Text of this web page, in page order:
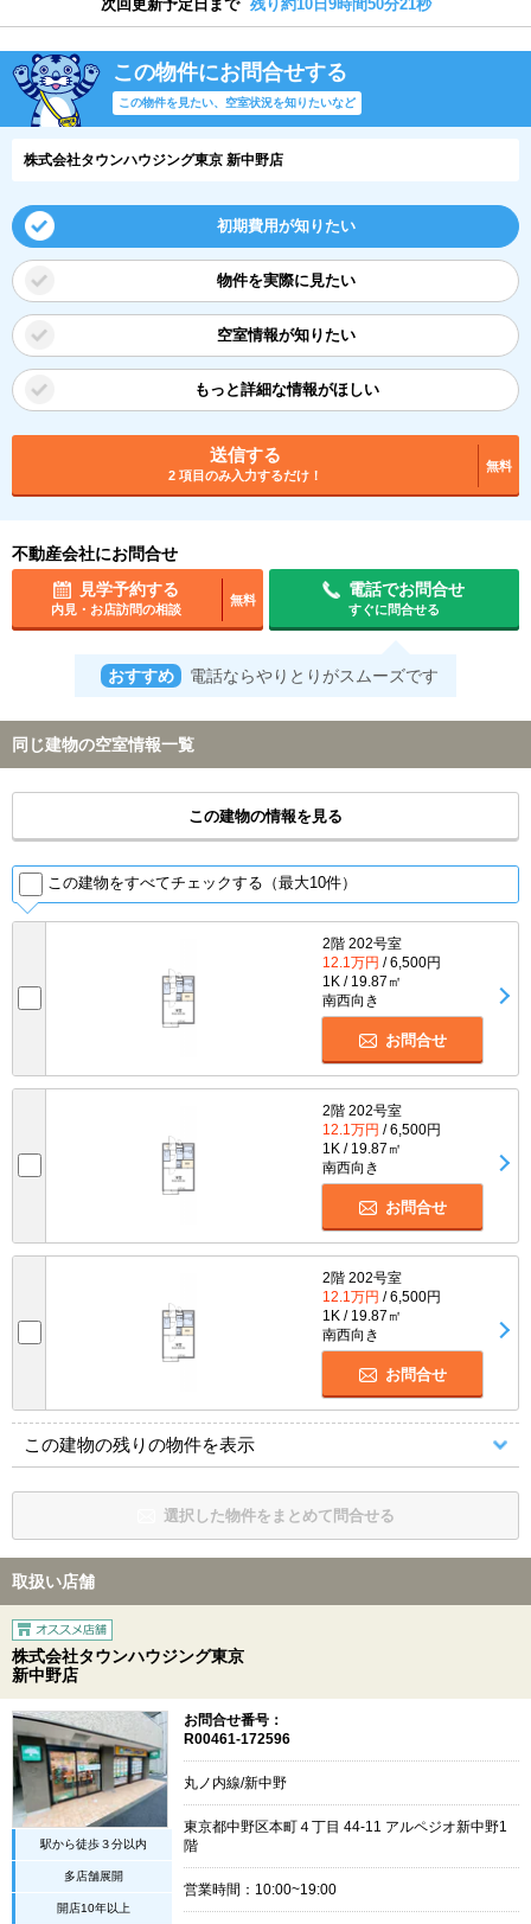
次回更新予定日まで 残り約10日9時間50分20秒
この物件にお問合せする
この物件を見たい、空室状況を知りたいなど
株式会社タウンハウジング東京 新中野店
初期費用が知りたい
物件を実際に見たい
空室情報が知りたい
もっと詳細な情報がほしい
送信する
2 項目のみ入力するだけ！
無料
不動産会社にお問合せ
見学予約する
内見・お店訪問の相談
無料
電話でお問合せ
すぐに問合せる
おすすめ 電話ならやりとりがスムーズです
同じ建物の空室情報一覧
この建物の情報を見る
この建物をすべてチェックする（最大10件）
2階 202号室
12.1万円 / 6,500円
1K / 19.87㎡
南西向き
お問合せ
2階 202号室
12.1万円 / 6,500円
1K / 19.87㎡
南西向き
お問合せ
2階 202号室
12.1万円 / 6,500円
1K / 19.87㎡
南西向き
お問合せ
この建物の残りの物件を表示
選択した物件をまとめて問合せる
取扱い店舗
株式会社タウンハウジング東京
新中野店
駅から徒歩３分以内
多店舗展開
開店10年以上
お問合せ番号：
R00461-172596
丸ノ内線/新中野
東京都中野区本町４丁目 44-11 アルペジオ新中野1
階
営業時間：10:00~19:00